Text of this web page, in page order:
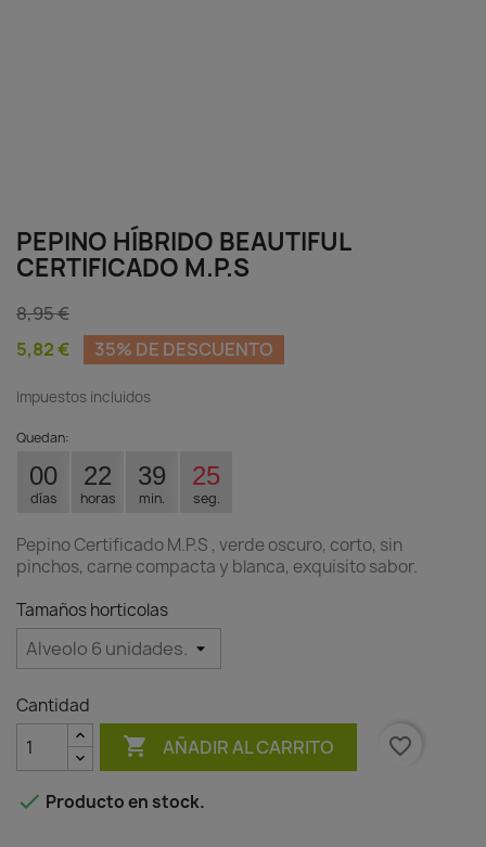
PEPINO HÍBRIDO BEAUTIFUL
CERTIFICADO M.P.S
8,95 €
5,82 €
35% DE DESCUENTO
Impuestos incluidos
Quedan:
00
días
22
horas
39
min.
25
seg.
Pepino Certificado M.P.S , verde oscuro, corto, sin
pinchos, carne compacta y blanca, exquisito sabor.
Tamaños horticolas
Cantidad
 AÑADIR AL CARRITO favorite_border
 Producto en stock.